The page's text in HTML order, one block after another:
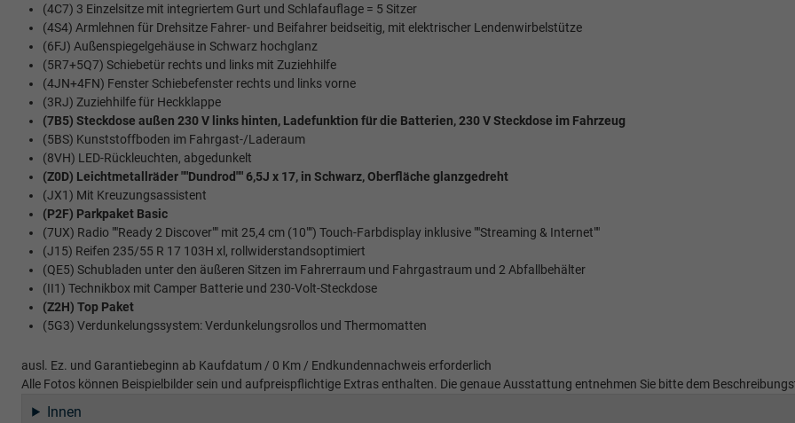
(4C7) 3 Einzelsitze mit integriertem Gurt und Schlafauflage = 5 Sitzer
(4S4) Armlehnen für Drehsitze Fahrer- und Beifahrer beidseitig, mit elektrischer Lendenwirbelstütze
(6FJ) Außenspiegelgehäuse in Schwarz hochglanz
(5R7+5Q7) Schiebetür rechts und links mit Zuziehhilfe
(4JN+4FN) Fenster Schiebefenster rechts und links vorne
(3RJ) Zuziehhilfe für Heckklappe
(7B5) Steckdose außen 230 V links hinten, Ladefunktion für die Batterien, 230 V Steckdose im Fahrzeug
(5BS) Kunststoffboden im Fahrgast-/Laderaum
(8VH) LED-Rückleuchten, abgedunkelt
(Z0D) Leichtmetallräder ""Dundrod"" 6,5J x 17, in Schwarz, Oberfläche glanzgedreht
(JX1) Mit Kreuzungsassistent
(P2F) Parkpaket Basic
(7UX) Radio ""Ready 2 Discover"" mit 25,4 cm (10"") Touch-Farbdisplay inklusive ""Streaming & Internet""
(J15) Reifen 235/55 R 17 103H xl, rollwiderstandsoptimiert
(QE5) Schubladen unter den äußeren Sitzen im Fahrerraum und Fahrgastraum und 2 Abfallbehälter
(II1) Technikbox mit Camper Batterie und 230-Volt-Steckdose
(Z2H) Top Paket
(5G3) Verdunkelungssystem: Verdunkelungsrollos und Thermomatten
ausl. Ez. und Garantiebeginn ab Kaufdatum / 0 Km / Endkundennachweis erforderlich
Alle Fotos können Beispielbilder sein und aufpreispflichtige Extras enthalten. Die genaue Ausstattung entnehmen Sie bitte dem
Innen